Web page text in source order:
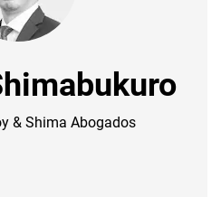
& Shima Abogados